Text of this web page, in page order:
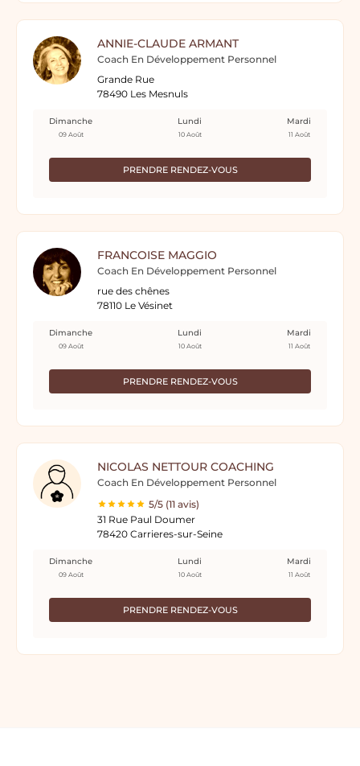
ANNIE-CLAUDE ARMANT
Coach En Développement Personnel
Grande Rue
78490 Les Mesnuls
PRENDRE RENDEZ-VOUS
Dimanche
09 Août
Lundi
10 Août
Mardi
11 Août
FRANCOISE MAGGIO
Coach En Développement Personnel
rue des chênes
78110 Le Vésinet
PRENDRE RENDEZ-VOUS
Dimanche
09 Août
Lundi
10 Août
Mardi
11 Août
NICOLAS NETTOUR COACHING
Coach En Développement Personnel
5/5 (11 avis)
31 Rue Paul Doumer
78420 Carrieres-sur-Seine
PRENDRE RENDEZ-VOUS
Dimanche
09 Août
Lundi
10 Août
Mardi
11 Août